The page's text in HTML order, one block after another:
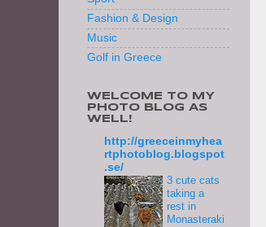
Fashion & Design
Music
Golf in Greece
WELCOME TO MY
PHOTO BLOG AS
WELL!
http://greeceinmyhea
rtphotoblog.blogspot
.se/
3 cute cats
taking a
rest in
Monasteraki